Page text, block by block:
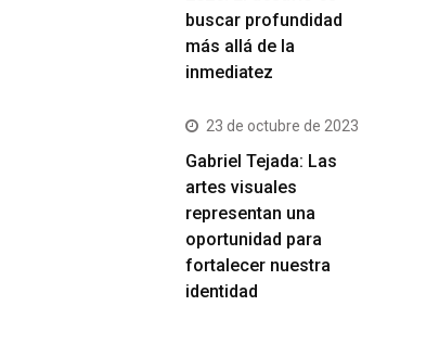
buscar profundidad
más allá de la
inmediatez
23 de octubre de 2023
Gabriel Tejada: Las
artes visuales
representan una
oportunidad para
fortalecer nuestra
identidad